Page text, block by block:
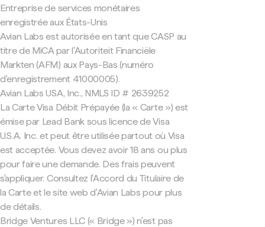
Entreprise de services monétaires
enregistrée aux États-Unis
Avian Labs est autorisée en tant que CASP au
titre de MiCA par l'Autoriteit Financiële
Markten (AFM) aux Pays-Bas (numéro
d'enregistrement 41000005).
Avian Labs USA, Inc., NMLS ID # 2639252
La Carte Visa Débit Prépayée (la « Carte ») est
émise par Lead Bank sous licence de Visa
U.S.A. Inc. et peut être utilisée partout où Visa
est acceptée. Vous devez avoir 18 ans ou plus
pour faire une demande. Des frais peuvent
s'appliquer. Consultez l'Accord du Titulaire de
la Carte et le site web d'Avian Labs pour plus
de détails.
Bridge Ventures LLC (« Bridge ») n'est pas